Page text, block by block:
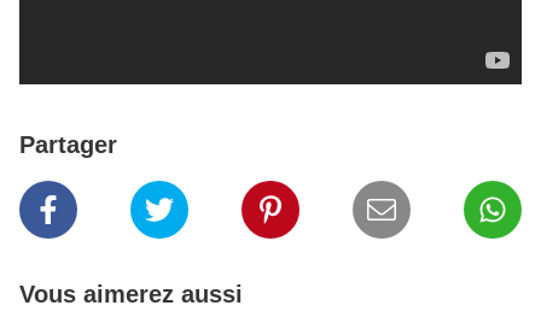
Partager
Vous aimerez aussi